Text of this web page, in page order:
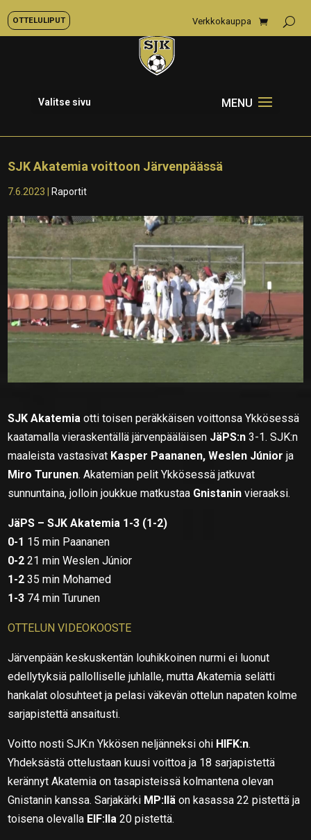
OTTELULIPUT Verkkokauppa
Valitse sivu
SJK Akatemia voittoon Järvenpäässä
7.6.2023 Raportit
SJK Akatemia otti toisen peräkkäisen voittonsa Ykkösessä
kaatamalla vieraskentällä järvenpääläisen JäPS:n 3-1. SJK:n
maaleista vastasivat Kasper Paananen, Weslen Júnior ja
Miro Turunen. Akatemian pelit Ykkösessä jatkuvat
sunnuntaina, jolloin joukkue matkustaa Gnistanin vieraaksi.
JäPS – SJK Akatemia 1-3 (1-2)
0-1 15 min Paananen
0-2 21 min Weslen Júnior
1-2 35 min Mohamed
1-3 74 min Turunen
OTTELUN VIDEOKOOSTE
Järvenpään keskuskentän louhikkoinen nurmi ei luonut
edellytyksiä pallolliselle juhlalle, mutta Akatemia selätti
hankalat olosuhteet ja pelasi väkevän ottelun napaten kolme
sarjapistettä ansaitusti.
Voitto nosti SJK:n Ykkösen neljänneksi ohi HIFK:n.
Yhdeksästä ottelustaan kuusi voittoa ja 18 sarjapistettä
kerännyt Akatemia on tasapisteissä kolmantena olevan
Gnistanin kanssa. Sarjakärki MP:llä on kasassa 22 pistettä ja
toisena olevalla EIF:lla 20 pistettä.